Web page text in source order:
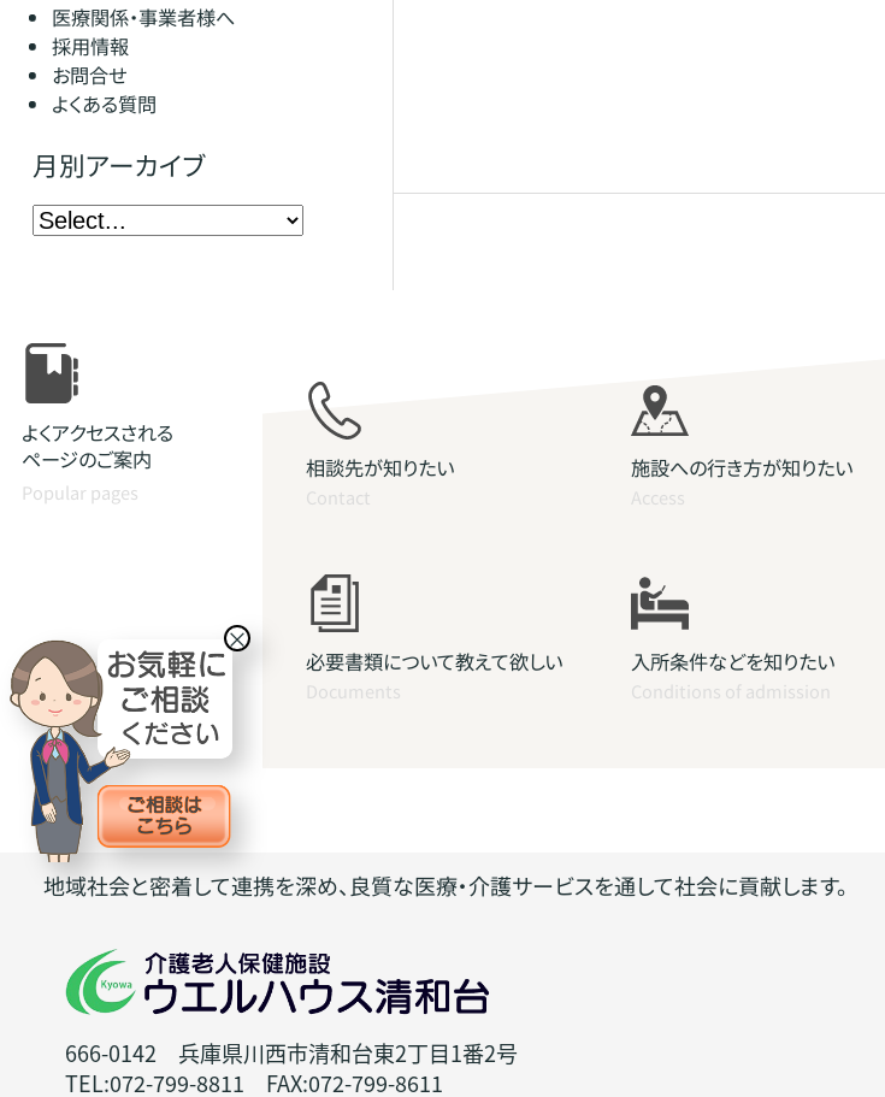
医療関係・事業者様へ
採用情報
お問合せ
よくある質問
月別アーカイブ
よくアクセスされる
ページのご案内
Popular pages
相談先が知りたい
Contact
施設への行き方が知りたい
Access
必要書類について教えて欲しい
Documents
入所条件などを知りたい
Conditions of admission
地域社会と密着して連携を深め、良質な医療・介護サービスを通して社会に貢献します。
666-0142 兵庫県川西市清和台東2丁目1番2号
TEL:072-799-8811 FAX:072-799-8611
×